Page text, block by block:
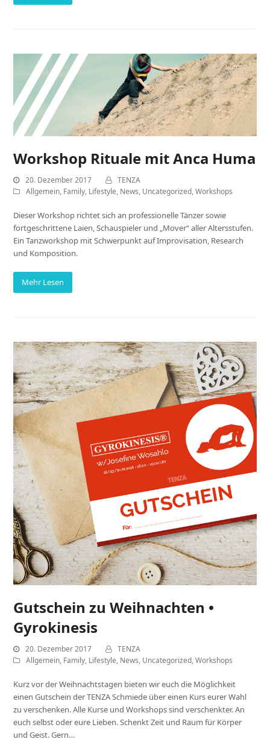
Workshop Rituale mit Anca Huma
20. Dezember 2017
TENZA
Allgemein, Family, Lifestyle, News, Uncategorized,Workshops
Dieser Workshop richtet sich an professionelle Tänzer sowie
fortgeschrittene Laien, Schauspieler und „Mover“ aller Altersstufen.
Ein Tanzworkshop mit Schwerpunkt auf Improvisation, Research
und Komposition.
Mehr Lesen
Gutschein zu Weihnachten •
Gyrokinesis
20. Dezember 2017
TENZA
Allgemein, Family, Lifestyle, News, Uncategorized,Workshops
Kurz vor der Weihnachtstagen bieten wir euch die Möglichkeit
einen Gutschein der TENZA Schmiede über einen Kurs eurer Wahl
zu verschenken. Alle Kurse und Workshops sind verschenkter. An
euch selbst oder eure Lieben. Schenkt Zeit und Raum für Körper
und Geist. Gern…